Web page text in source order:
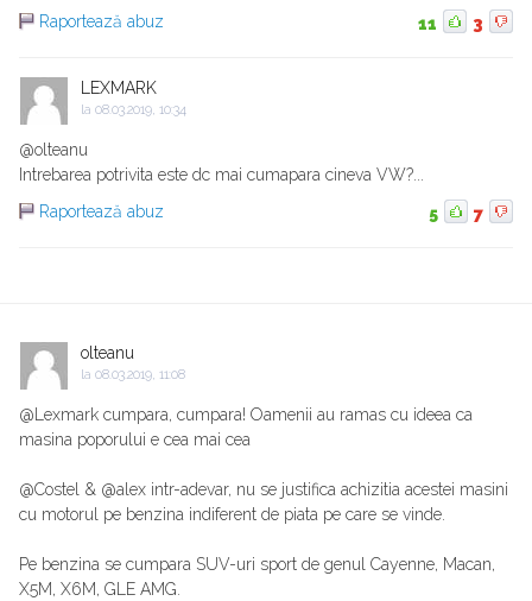
Raportează abuz
11 3
LEXMARK
la 08.03.2019, 10:34
@olteanu
Intrebarea potrivita este dc mai cumapara cineva VW?...
Raportează abuz
5 7
olteanu
la 08.03.2019, 11:08
@Lexmark cumpara, cumpara! Oamenii au ramas cu ideea ca
masina poporului e cea mai cea
@Costel & @alex intr-adevar, nu se justifica achizitia acestei masini
cu motorul pe benzina indiferent de piata pe care se vinde.
Pe benzina se cumpara SUV-uri sport de genul Cayenne, Macan,
X5M, X6M, GLE AMG.